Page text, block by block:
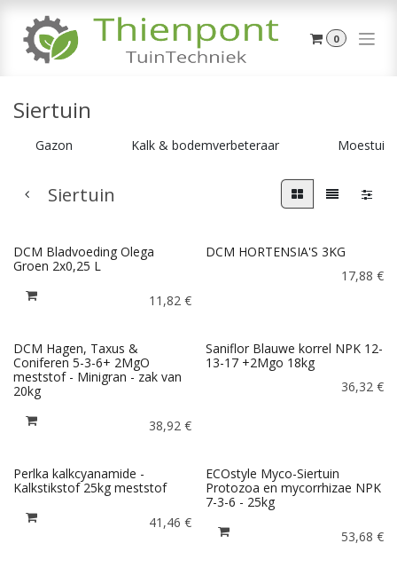
0
Siertuin
Gazon Kalk & bodemverbeteraar Moestuin
Siertuin
DCM Bladvoeding Olega
Groen 2x0,25 L
11,82€
DCM HORTENSIA'S 3KG
17,88 €
DCM Hagen, Taxus &
Coniferen 5-3-6+ 2MgO
meststof - Minigran - zak van
20kg
38,92€
Saniflor Blauwe korrel NPK 12-
13-17 +2Mgo 18kg
36,32€
Perlka kalkcyanamide -
Kalkstikstof 25kg meststof
41,46 €
ECOstyle Myco-Siertuin
Protozoa en mycorrhizae NPK
7-3-6 - 25kg
53,68 €